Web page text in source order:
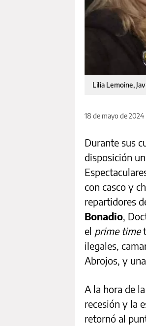
Lilia Lemoine,
18 de mayo de 2024
Durante sus
disposición
con casco y
repartidores
Bonadio,
el prime time
ilegales,
Abrojos, y
A la hora de
recesión y la
retornó al